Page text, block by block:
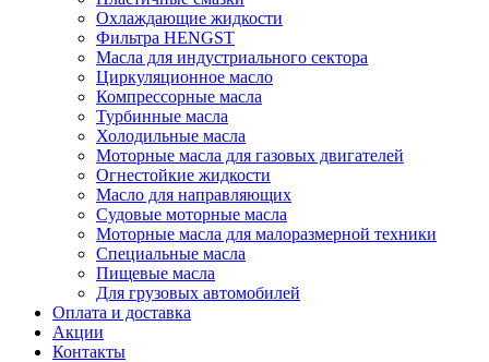
Охлаждающие жидкости
Фильтра HENGST
Масла для индустриального сектора
Циркуляционное масло
Компрессорные масла
Турбинные масла
Холодильные масла
Моторные масла для газовых двигателей
Огнестойкие жидкости
Масло для направляющих
Судовые моторные масла
Моторные масла для малоразмерной техники
Специальные масла
Пищевые масла
Для грузовых автомобилей
Оплата и доставка
Акции
Контакты